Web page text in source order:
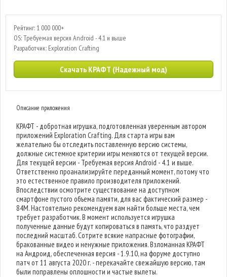
Рейтинг: 1 000 000+
OS: Требуемая версия Android - 4.1 и выше
Разработчик: Exploration Crafting
Скачать КРАФТ (Надежный мод)
Описание приложения
КРАФТ - добротная игрушка, подготовленная уверенным автором
приложений Exploration Crafting. Для старта игры вам
желательно бы отследить поставленную версию системы,
должные системное критерии игры меняются от текущей версии.
Для текущей версии - Требуемая версия Android - 4.1 и выше.
Ответственно проанализируйте переданный момент, потому что
это естественное правило производителя приложений.
Впоследствии осмотрите существование на доступном
смартфоне пустого объема памяти, для вас фактический размер -
84M. Настоятельно рекомендуем вам найти больше места, чем
требует разработчик. В момент используется игрушка
полученные данные будут копироваться в память, что раздует
последний масштаб. Сотрите всякие напрасные фотографии,
бракованные видео и ненужные приложения. Взломанная КРАФТ
на Андроид, обеспеченная версия - 1.9.10, на форуме доступно
патч от 11 августа 2020 г. - перекачайте свежайшую версию, там
были поправлены оплошности и частые вылеты.